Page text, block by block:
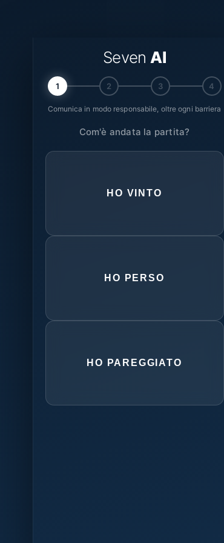
Seven AI
1 2 3 4
Comunica in modo responsabile, oltre ogni barriera
Com'è andata la partita?
HO VINTO
HO PERSO
HO PAREGGIATO